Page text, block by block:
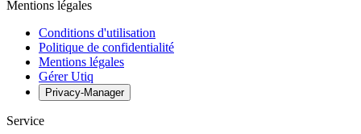
Mentions légales
Conditions d'utilisation
Politique de confidentialité
Mentions légales
Gérer Utiq
Privacy-Manager
Service